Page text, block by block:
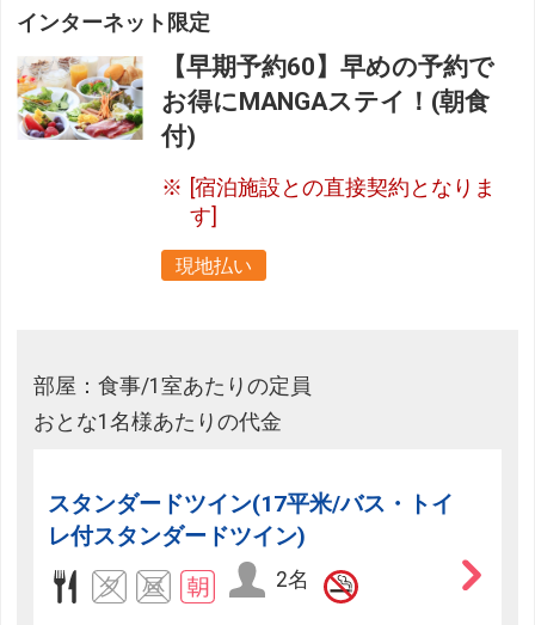
インターネット限定
【早期予約60】早めの予約で
お得にMANGAステイ！(朝食
付)
[宿泊施設との直接契約となりま
す]
現地払い
部屋：食事/1室あたりの定員
おとな1名様あたりの代金
スタンダードツイン(17平米/バス・トイ
レ付スタンダードツイン)
2名